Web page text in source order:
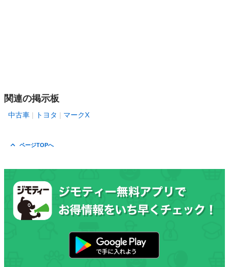
関連の掲示板
中古車 トヨタ マークX
ページTOPへ